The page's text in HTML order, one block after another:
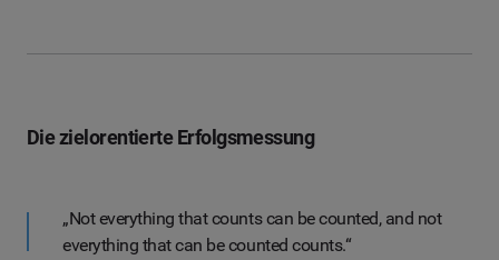
Die zielorentierte Erfolgsmessung
„Not everything that counts can be counted, and not
everything that can be counted counts.“